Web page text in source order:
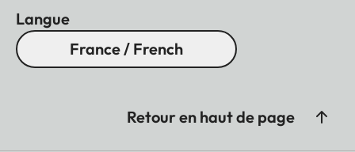
Langue
France / French
Retour en haut de page